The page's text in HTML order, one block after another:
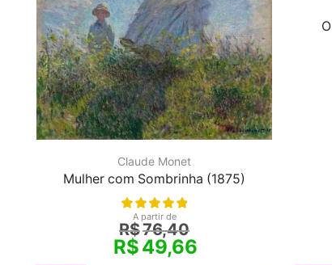
Claude Monet
Mulher com Sombrinha (1875)
A partir de
R$76,40
R$49,66